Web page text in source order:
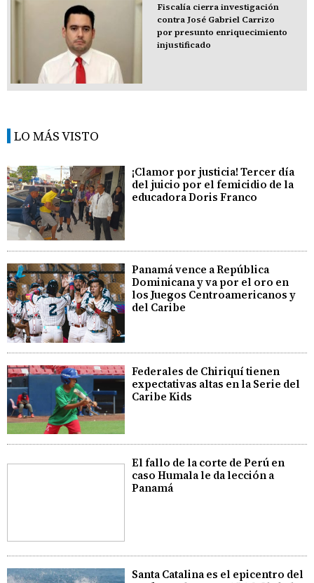
Fiscalía cierra investigación
contra José Gabriel Carrizo
por presunto enriquecimiento
injustificado
LO MÁS VISTO
¡Clamor por justicia! Tercer día
del juicio por el femicidio de la
educadora Doris Franco
Panamá vence a República
Dominicana y va por el oro en
los Juegos Centroamericanos y
del Caribe
Federales de Chiriquí tienen
expectativas altas en la Serie del
Caribe Kids
El fallo de la corte de Perú en
caso Humala le da lección a
Panamá
Santa Catalina es el epicentro del